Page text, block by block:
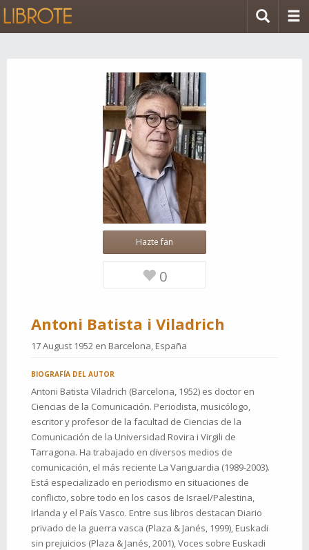
Hazte fan
0
Antoni Batista i Viladrich
17 August 1952 en Barcelona, España
BIOGRAFÍA DEL AUTOR
Antoni Batista Viladrich (Barcelona, 1952) es doctor en
Ciencias de la Comunicación. Periodista, musicólogo,
escritor y profesor de la facultad de Ciencias de la
Comunicación de la Universidad Rovira i Virgili de
Tarragona. Ha trabajado en diversos medios de
comunicación, el más reciente La Vanguardia (1989-2003).
Está especializado en periodismo en situaciones de
conflicto, sobre todo en los casos de Israel/Palestina,
Irlanda y el País Vasco. Entre sus libros destacan Diario
privado de la guerra vasca (Plaza & Janés, 1999), Euskadi
sin prejuicios (Plaza & Janés, 2001), Voces sobre Euskadi